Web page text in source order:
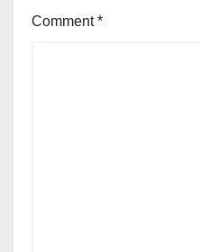
Comment*